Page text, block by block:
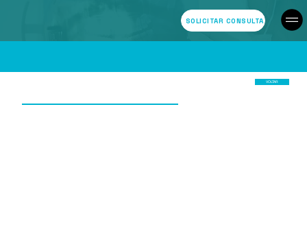
SOLICITAR CONSULTA
VOLTAR